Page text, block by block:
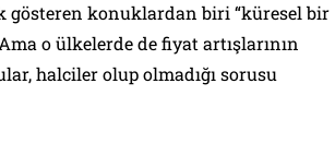
gösteren konuklardan biri “küresel bir
o ülkelerde de fiyat artışlarının
halciler olup olmadığı sorusu